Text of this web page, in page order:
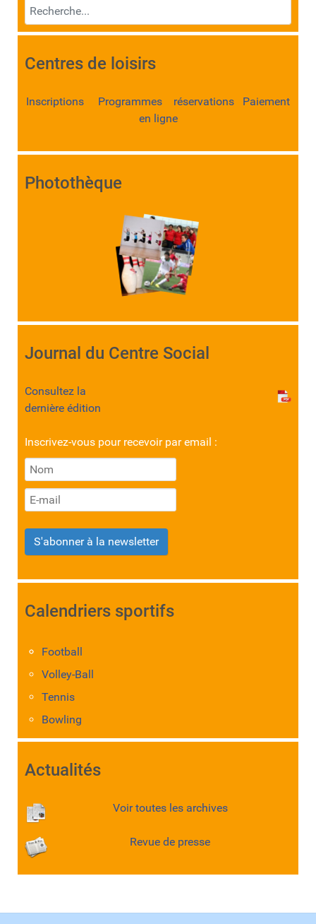
Centres de loisirs
Inscriptions Programmes réservations Paiement
en ligne
Photothèque
Journal du Centre Social
Consultez la
dernière édition
Inscrivez-vous pour recevoir par email :
S'abonner à la newsletter
Calendriers sportifs
Football
Volley-Ball
Tennis
Bowling
Actualités
Voir toutes les archives
Revue de presse